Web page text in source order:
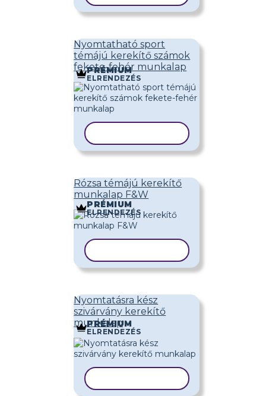
Nyomtatható sport
témájú kerekítő számok
fekete-fehér munkalap
PRÉMIUM
ELRENDEZÉS
Rózsa témájú kerekítő
munkalap F&W
PRÉMIUM
ELRENDEZÉS
Nyomtatásra kész
szivárvány kerekítő
munkalap
PRÉMIUM
ELRENDEZÉS